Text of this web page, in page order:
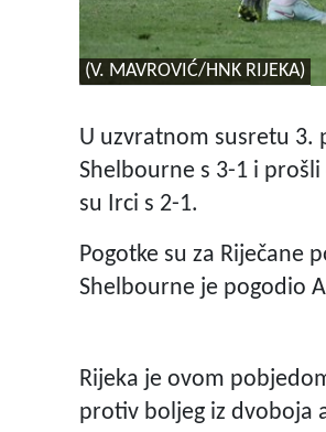
(V. MAVROVIĆ/HNK RIJEKA)
U uzvratnom susretu 3.
Shelbourne s 3-1 i
su Irci s 2-1.
Pogotke su za Riječane
Shelbourne je pogodio
Rijeka je ovom
protiv boljeg iz dvoboja